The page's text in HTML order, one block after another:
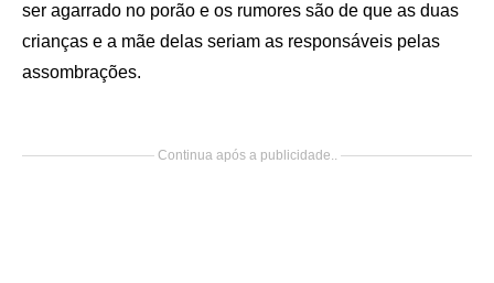
ser agarrado no porão e os rumores são de que as duas
crianças e a mãe delas seriam as responsáveis pelas
assombrações.
Continua após a publicidade..